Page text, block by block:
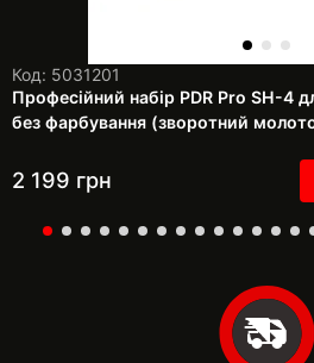
Код: 5031201
Професійний набір PDR Pro SH-4
без фарбування (зворотний
2 199 грн